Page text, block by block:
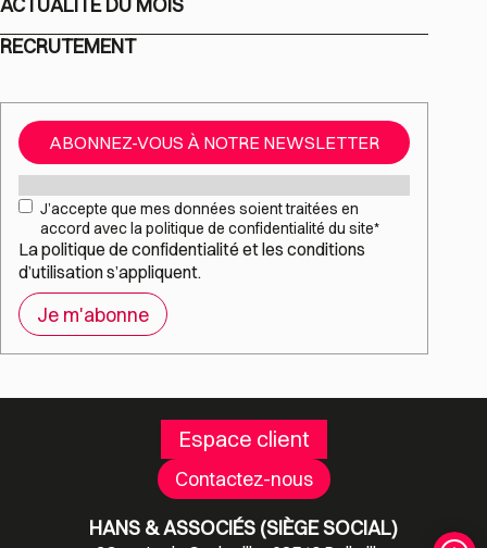
ACTUALITÉ DU MOIS
RECRUTEMENT
ABONNEZ-VOUS À NOTRE NEWSLETTER
RGPD*
J’accepte que mes données soient traitées en
accord avec la politique de confidentialité du site*
Lapolitique de confidentialité et les conditions
d’utilisations’appliquent.
Espace client
Contactez-nous
HANS & ASSOCIÉS (SIÈGE SOCIAL)